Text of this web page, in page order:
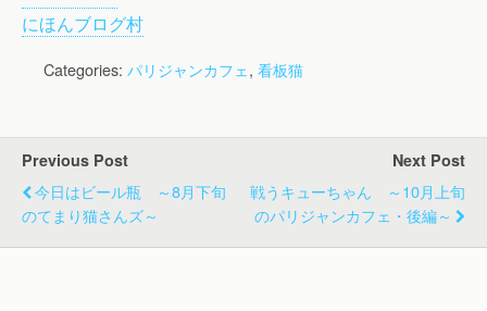
にほんブログ村
Categories: パリジャンカフェ, 看板猫
Previous Post
今日はビール瓶 ～8月下旬
のてまり猫さんズ～
Next Post
戦うキューちゃん ～10月上旬
のパリジャンカフェ・後編～